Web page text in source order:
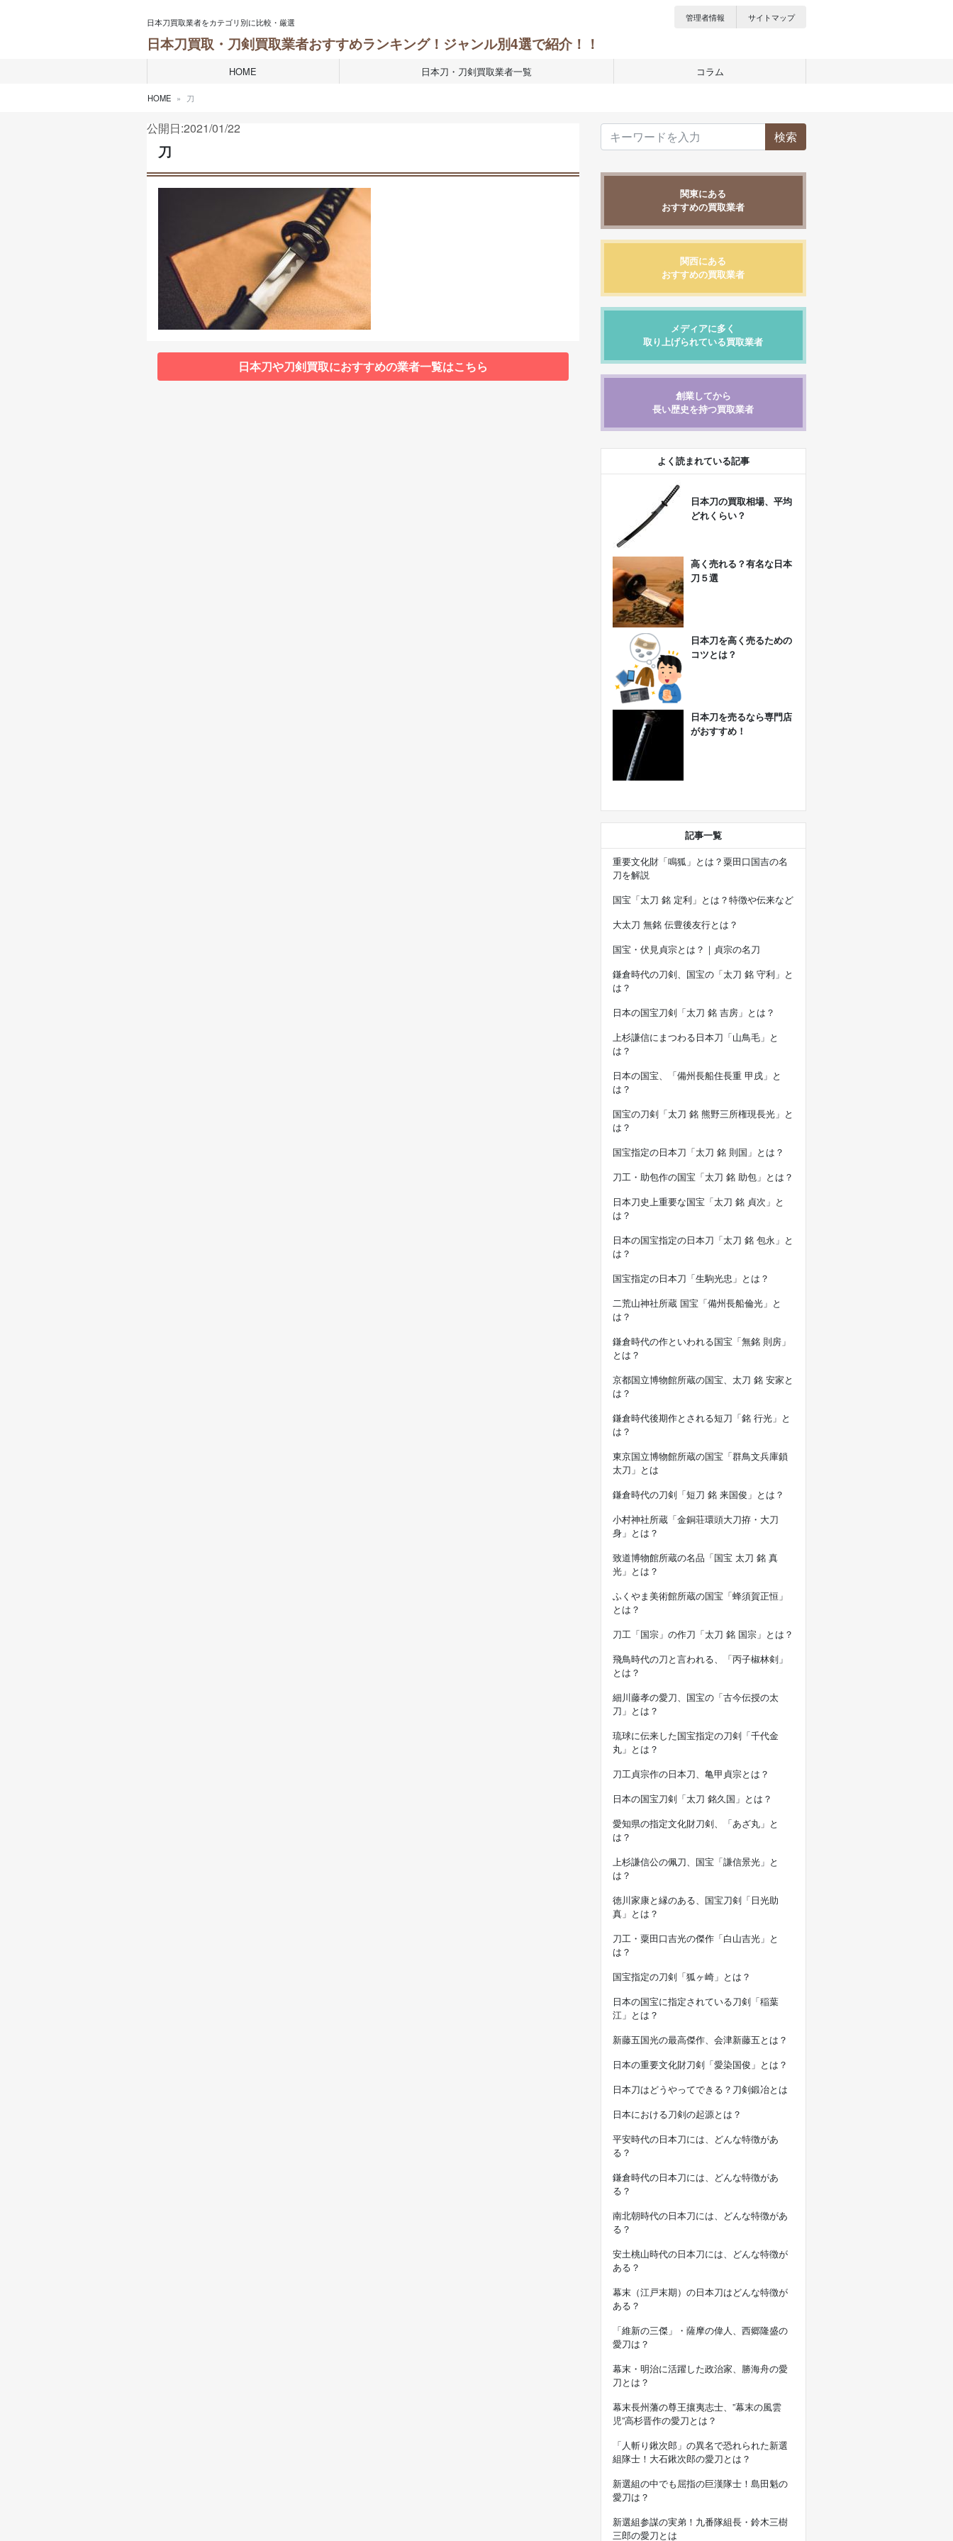
日本刀買取業者をカテゴリ別に比較・厳選 管理者情報 サイトマップ
日本刀買取・刀剣買取業者おすすめランキング！ジャンル別4選で紹介！！
HOME 日本刀・刀剣買取業者一覧 コラム
HOME 刀
公開日:2021/01/22
刀
日本刀や刀剣買取におすすめの業者一覧はこちら
検索
関東にある
おすすめの買取業者
関西にある
おすすめの買取業者
メディアに多く
取り上げられている買取業者
創業してから
長い歴史を持つ買取業者
よく読まれている記事
日本刀の買取相場、平均
どれくらい？
高く売れる？有名な日本
刀５選
日本刀を高く売るための
コツとは？
日本刀を売るなら専門店
がおすすめ！
記事一覧
重要文化財「鳴狐」とは？粟田口国吉の名
刀を解説
国宝「太刀 銘 定利」とは？特徴や伝来など
大太刀 無銘 伝豊後友行とは？
国宝・伏見貞宗とは？｜貞宗の名刀
鎌倉時代の刀剣、国宝の「太刀 銘 守利」と
は？
日本の国宝刀剣「太刀 銘 吉房」とは？
上杉謙信にまつわる日本刀「山鳥毛」と
は？
日本の国宝、「備州長船住長重 甲戌」と
は？
国宝の刀剣「太刀 銘 熊野三所権現長光」と
は？
国宝指定の日本刀「太刀 銘 則国」とは？
刀工・助包作の国宝「太刀 銘 助包」とは？
日本刀史上重要な国宝「太刀 銘 貞次」と
は？
日本の国宝指定の日本刀「太刀 銘 包永」と
は？
国宝指定の日本刀「生駒光忠」とは？
二荒山神社所蔵 国宝「備州長船倫光」と
は？
鎌倉時代の作といわれる国宝「無銘 則房」
とは？
京都国立博物館所蔵の国宝、太刀 銘 安家と
は？
鎌倉時代後期作とされる短刀「銘 行光」と
は？
東京国立博物館所蔵の国宝「群鳥文兵庫鎖
太刀」とは
鎌倉時代の刀剣「短刀 銘 来国俊」とは？
小村神社所蔵「金銅荘環頭大刀拵・大刀
身」とは？
致道博物館所蔵の名品「国宝 太刀 銘 真
光」とは？
ふくやま美術館所蔵の国宝「蜂須賀正恒」
とは？
刀工「国宗」の作刀「太刀 銘 国宗」とは？
飛鳥時代の刀と言われる、「丙子椒林剣」
とは？
細川藤孝の愛刀、国宝の「古今伝授の太
刀」とは？
琉球に伝来した国宝指定の刀剣「千代金
丸」とは？
刀工貞宗作の日本刀、亀甲貞宗とは？
日本の国宝刀剣「太刀 銘久国」とは？
愛知県の指定文化財刀剣、「あざ丸」と
は？
上杉謙信公の佩刀、国宝「謙信景光」と
は？
徳川家康と縁のある、国宝刀剣「日光助
真」とは？
刀工・粟田口吉光の傑作「白山吉光」と
は？
国宝指定の刀剣「狐ヶ崎」とは？
日本の国宝に指定されている刀剣「稲葉
江」とは？
新藤五国光の最高傑作、会津新藤五とは？
日本の重要文化財刀剣「愛染国俊」とは？
日本刀はどうやってできる？刀剣鍛冶とは
日本における刀剣の起源とは？
平安時代の日本刀には、どんな特徴があ
る？
鎌倉時代の日本刀には、どんな特徴があ
る？
南北朝時代の日本刀には、どんな特徴があ
る？
安土桃山時代の日本刀には、どんな特徴が
ある？
幕末（江戸末期）の日本刀はどんな特徴が
ある？
「維新の三傑」・薩摩の偉人、西郷隆盛の
愛刀は？
幕末・明治に活躍した政治家、勝海舟の愛
刀とは？
幕末長州藩の尊王攘夷志士、”幕末の風雲
児”高杉晋作の愛刀とは？
「人斬り鍬次郎」の異名で恐れられた新選
組隊士！大石鍬次郎の愛刀とは？
新選組の中でも屈指の巨漢隊士！島田魁の
愛刀は？
新選組参謀の実弟！九番隊組長・鈴木三樹
三郎の愛刀とは